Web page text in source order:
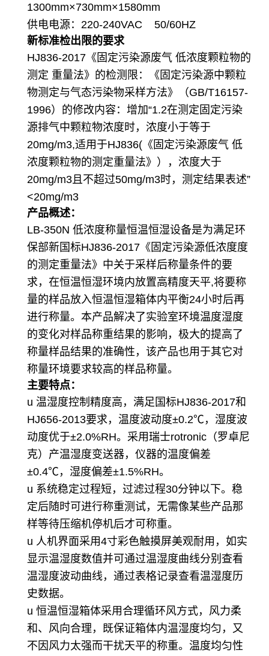
1300mm×730mm×1580mm
供电电源：220-240VAC 50/60HZ
新标准检出限的要求
HJ836-2017《固定污染源废气 低浓度颗粒物的
测定 重量法》的检测限：《固定污染源中颗粒
物测定与气态污染物采样方法》（GB/T16157-
1996）的修改内容：增加“1.2在测定固定污染
源排气中颗粒物浓度时，浓度小于等于
20mg/m3,适用于HJ836(《固定污染源废气 低
浓度颗粒物的测定重量法》），浓度大于
20mg/m3且不超过50mg/m3时，测定结果表述”
<20mg/m3
产品概述：
LB-350N 低浓度称量恒温恒湿设备是为满足环
保部新国标HJ836-2017《固定污染源低浓度度
的测定重量法》中关于采样后称量条件的要
求，在恒温恒湿环境内放置高精度天平,将要称
量的样品放入恒温恒湿箱体内平衡24小时后再
进行称量。本产品解决了实验室环境温度湿度
的变化对样品称重结果的影响，极大的提高了
称量样品结果的准确性，该产品也用于其它对
称量环境要求较高的样品称量。
主要特点：
u 温湿度控制精度高，满足国标HJ836-2017和
HJ656-2013要求，温度波动度±0.2℃，湿度波
动度优于±2.0%RH。采用瑞士rotronic（罗卓尼
克）产温湿度变送器，仪器的温度偏差
±0.4℃，湿度偏差±1.5%RH。
u 系统稳定过程短，过滤过程30分钟以下。稳
定后随时可进行称重测试，无需像某些产品那
样等待压缩机停机后才可称重。
u 人机界面采用4寸彩色触摸屏美观耐用，如实
显示温湿度数值并可通过温湿度曲线分别查看
温湿度波动曲线，通过表格记录查看温湿度历
史数据。
u 恒温恒湿箱体采用合理循环风方式，风力柔
和、风向合理，既保证箱体内温湿度均匀，又
不因风力太强而干扰天平的称重。温度均匀性